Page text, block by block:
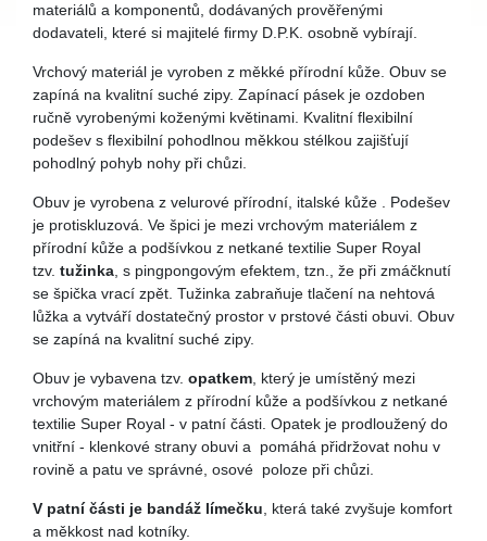
materiálů a komponentů, dodávaných prověřenými
dodavateli, které si majitelé firmy D.P.K. osobně vybírají.
Vrchový materiál je vyroben z měkké přírodní kůže. Obuv se
zapíná na kvalitní suché zipy. Zapínací pásek je ozdoben
ručně vyrobenými koženými květinami. Kvalitní flexibilní
podešev s flexibilní pohodlnou měkkou stélkou zajišťují
pohodlný pohyb nohy při chůzi.
Obuv je vyrobena z velurové přírodní, italské kůže . Podešev
je protiskluzová. Ve špici je mezi vrchovým materiálem z
přírodní kůže a podšívkou z netkané textilie Super Royal
tzv. tužinka , s pingpongovým efektem, tzn., že při zmáčknutí
se špička vrací zpět. Tužinka zabraňuje tlačení na nehtová
lůžka a vytváří dostatečný prostor v prstové části obuvi. Obuv
se zapíná na kvalitní suché zipy.
Obuv je vybavena tzv. opatkem , který je umístěný mezi
vrchovým materiálem z přírodní kůže a podšívkou z netkané
textilie Super Royal - v patní části. Opatek je prodloužený do
vnitřní - klenkové strany obuvi a pomáhá přidržovat nohu v
rovině a patu ve správné, osové poloze při chůzi.
V patní části je bandáž límečku , která také zvyšuje komfort
a měkkost nad kotníky.